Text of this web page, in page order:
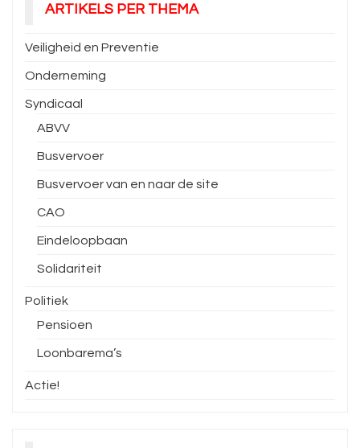
ARTIKELS PER THEMA
Veiligheid en Preventie
Onderneming
Syndicaal
ABVV
Busvervoer
Busvervoer van en naar de site
CAO
Eindeloopbaan
Solidariteit
Politiek
Pensioen
Loonbarema’s
Actie!